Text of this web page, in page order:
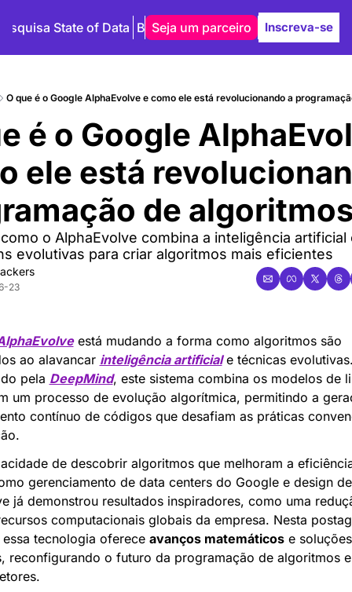
State of Data Blog Autores
Seja um parceiro Inscreva-se
O que é o Google AlphaEvolve e como ele está revolucionando a
é o Google
ele está
de
o AlphaEvolve combina a inteligência artificial
evolutivas para criar algoritmos mais eficientes
23
está mudando a forma como algoritmos são
ao alavancar inteligência artificial e técnicas
pela DeepMind
um processo de evolução algorítmica, permitindo a
contínuo de códigos que desafiam as práticas
de descobrir algoritmos que melhoram a
gerenciamento de data centers do Google e design
já demonstrou resultados inspiradores, como uma
computacionais globais da empresa. Nesta
tecnologia oferece avanços matemáticos e soluções
reconfigurando o futuro da programação de algoritmos